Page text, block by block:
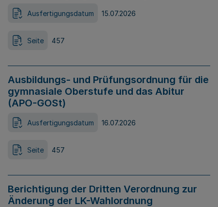
Ausfertigungsdatum 15.07.2026
Seite 457
Ausbildungs- und Prüfungsordnung für die
gymnasiale Oberstufe und das Abitur
(APO-GOSt)
Ausfertigungsdatum 16.07.2026
Seite 457
Berichtigung der Dritten Verordnung zur
Änderung der LK-Wahlordnung